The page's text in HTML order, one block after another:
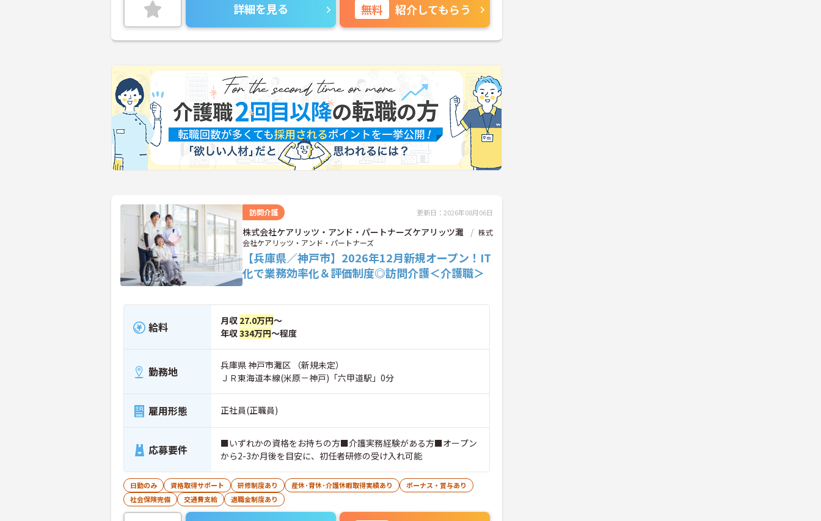
詳細を見る 無料 紹介してもらう
訪問介護 更新日：2026年08月06日
株式会社ケアリッツ・アンド・パートナーズケアリッツ灘
株式
会社ケアリッツ・アンド・パートナーズ
【兵庫県／神戸市】2026年12月新規オープン！IT
化で業務効率化＆評価制度◎訪問介護＜介護職＞
給料 月収 27.0万円～
年収334万円～程度
勤務地
兵庫県 神戸市灘区 （新規未定）
ＪＲ東海道本線(米原－神戸)「六甲道駅」0分
雇用形態 正社員(正職員)
応募要件
■いずれかの資格をお持ちの方■介護実務経験がある方■オープン
から2-3か月後を目安に、初任者研修の受け入れ可能
日勤のみ 資格取得サポート 研修制度あり 産休･育休･介護休暇取得実績あり
ボーナス・賞与あり
社会保険完備
交通費支給 退職金制度あり